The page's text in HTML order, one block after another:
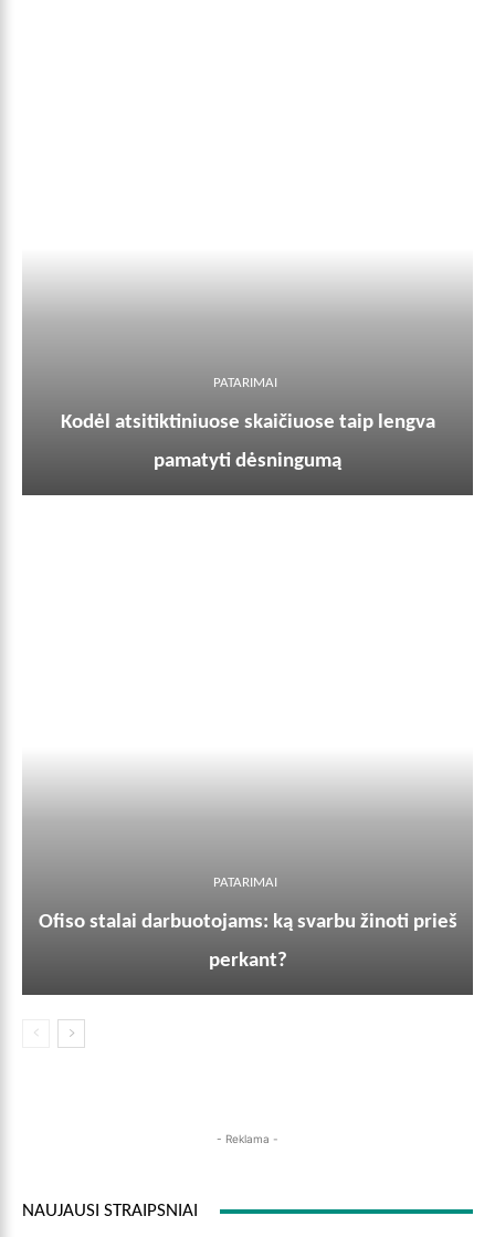
PATARIMAI
Kodėl atsitiktiniuose skaičiuose taip lengva
pamatyti dėsningumą
PATARIMAI
Ofiso stalai darbuotojams: ką svarbu žinoti prieš
perkant?
- Reklama -
NAUJAUSI STRAIPSNIAI